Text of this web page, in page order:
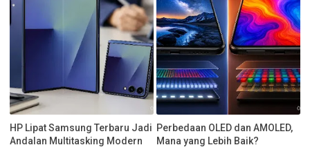
HP Lipat Samsung Terbaru Jadi
Andalan Multitasking Modern
Perbedaan OLED dan AMOLED,
Mana yang Lebih Baik?